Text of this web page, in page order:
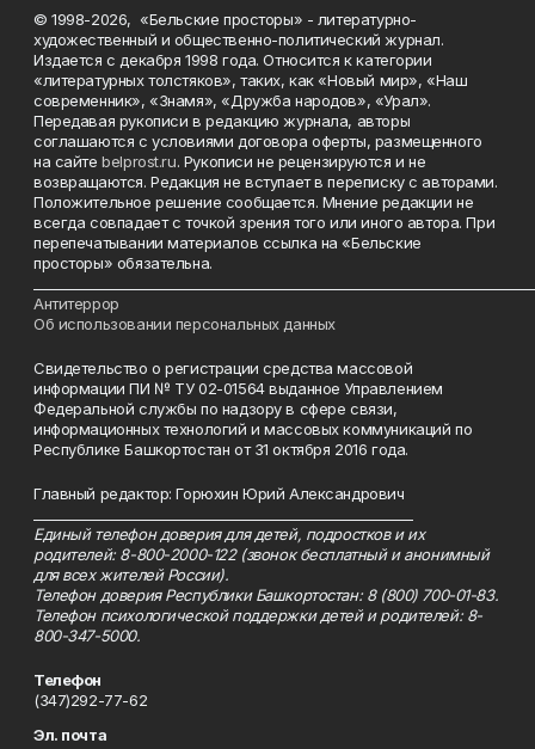
© 1998-2026, «Бельские просторы» - литературно-
художественный и общественно-политический журнал.
Издается с декабря 1998 года. Относится к категории
«литературных толстяков», таких, как «Новый мир», «Наш
современник», «Знамя», «Дружба народов», «Урал».
Передавая рукописи в редакцию журнала, авторы
соглашаются с условиями договора оферты, размещенного
на сайтеbelprost.ru. Рукописи не рецензируются и не
возвращаются. Редакция не вступает в переписку с авторами.
Положительное решение сообщается. Мнение редакции не
всегда совпадает с точкой зрения того или иного автора. При
перепечатывании материалов ссылка на «Бельские
просторы» обязательна.
Антитеррор
Об использовании персональных данных
Свидетельство о регистрации средства массовой
информации ПИ № ТУ 02-01564 выданное Управлением
Федеральной службы по надзору в сфере связи,
информационных технологий и массовых коммуникаций по
Республике Башкортостан от 31 октября 2016 года.
Главный редактор: Горюхин Юрий Александрович
Единый телефон доверия для детей, подростков и их
родителей: 8-800-2000-122 (звонок бесплатный и анонимный
для всех жителей России).
Телефон доверия Республики Башкортостан: 8 (800) 700-01-83.
Телефон психологической поддержки детей и родителей: 8-
800-347-5000.
Телефон
(347)292-77-62
Эл. почта